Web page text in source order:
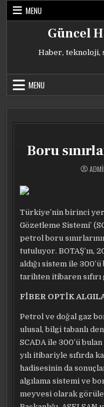
Skip
MENU
Güncel
Haber, teknoloji,
MENU
Boru
Türkiye’nin birinci
Gözetleme Sistemi’
petrol boru
tutuluyor. BOTAŞ’ın,
aldığı sistem ile 300’ü
tarihten itibaren sıfırı
FİBER OPTİK
Petrol ve doğal gaz
ulusal, bilgi tabanlı
SCADA ile 300’ü bulan
yılı itibariyle sıfırda
hadisesinin da
algılama sistemi ve
meyvesi olarak